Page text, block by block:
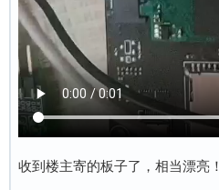
收到楼主寄的板子了，相当漂亮！